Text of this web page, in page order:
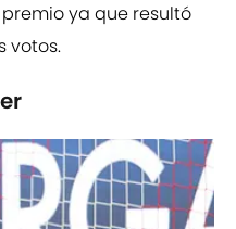
ya que resultó
votos.